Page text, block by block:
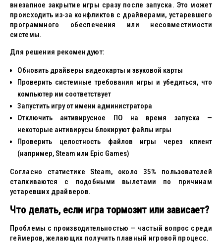
внезапное закрытие игры сразу после запуска. Это может
происходить из-за конфликтов с драйверами, устаревшего
программного обеспечения или несовместимости
системы.
Для решения рекомендуют:
Обновить драйверы видеокарты и звуковой карты
Проверить системные требования игры и убедиться, что
компьютер им соответствует
Запустить игру от имени администратора
Отключить антивирусное ПО на время запуска —
некоторые антивирусы блокируют файлы игры
Проверить целостность файлов игры через клиент
(например, Steam или Epic Games)
Согласно статистике Steam, около 35% пользователей
сталкиваются с подобными вылетами по причинам
устаревших драйверов.
Что делать, если игра тормозит или зависает?
Проблемы с производительностью — частый вопрос среди
геймеров, желающих получить плавный игровой процесс.